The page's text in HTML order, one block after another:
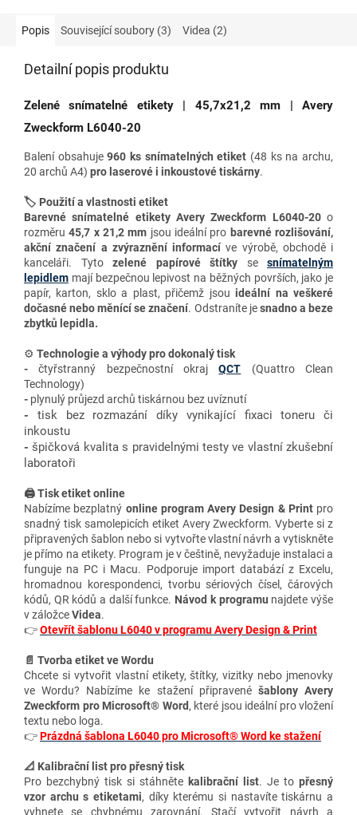
Popis Související soubory (3) Videa (2)
Detailní popis produktu
Zelené snímatelné etikety | 45,7x21,2 mm | Avery
Zweckform L6040-20
Balení obsahuje960 ks snímatelných etiket (48 ks na archu,
20 archů A4) pro laserové i inkoustové tiskárny.
🏷️ Použití a vlastnosti etiket
Barevné snímatelné etikety Avery Zweckform L6040-20 o
rozměru 45,7 x 21,2 mm jsou ideální pro barevné rozlišování,
akční značení a zvýraznění informací ve výrobě, obchodě i
kanceláři. Tyto zelené papírové štítky se
snímatelným
lepidlem mají bezpečnou lepivost na běžných površích, jako je
papír, karton, sklo a plast, přičemž jsouideální na veškeré
dočasné nebo měnící se značení. Odstraníte jesnadno a beze
zbytků lepidla.
⚙️ Technologie a výhodypro dokonalý tisk
-čtyřstranný bezpečnostní okraj QCT
(Quattro Clean
Technology)
- plynulý průjezd archů tiskárnou bez uvíznutí
- tisk bez rozmazání díky vynikající fixaci toneru či
inkoustu
- špičková kvalita s pravidelnými testy ve vlastní zkušební
laboratoři
🖨️ Tisk etiket online
Nabízíme bezplatný online program Avery Design & Print pro
snadný tisk samolepicích etiket Avery Zweckform. Vyberte si z
připravených šablon nebo si vytvořte vlastní návrh a vytiskněte
je přímo na etikety. Program je v češtině, nevyžaduje instalaci a
funguje na PC i Macu. Podporuje import databází z Excelu,
hromadnou korespondenci, tvorbu sériových čísel, čárových
kódů, QR kódů a další funkce. Návod k programu najdete výše
v záložceVidea.
👉Otevřít šablonu L6040 v programu Avery Design & Print
📄 Tvorba etiket ve Wordu
Chcete si vytvořit vlastní etikety, štítky, vizitky nebo jmenovky
ve Wordu? Nabízíme ke stažení připravené šablony Avery
Zweckform pro Microsoft® Word, které jsou ideální pro vložení
textu nebo loga.
👉Prázdná šablona L6040 pro Microsoft® Word ke stažení
📐 Kalibrační list pro přesný tisk
Pro bezchybný tisk si stáhněte kalibrační list. Je to přesný
vzor archu s etiketami, díky kterému si nastavíte tiskárnu a
vyhnete se chybnému zarovnání. Stačí vytvořit návrh a